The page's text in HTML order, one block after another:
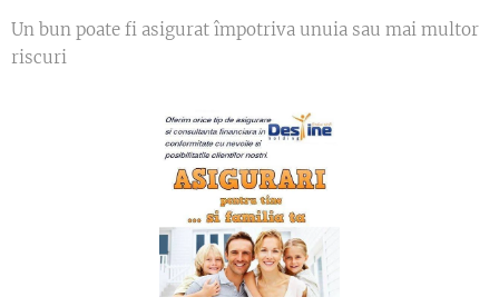
Un bun poate fi asigurat împotriva unuia sau mai multor
riscuri